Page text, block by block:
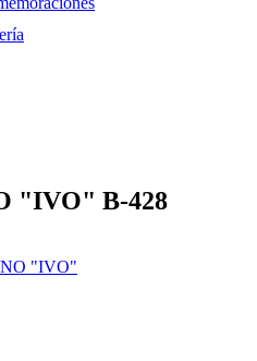
"IVO" B-428
"IVO"